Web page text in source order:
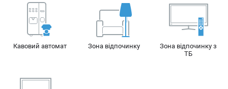
Кавовий автомат Зона відпочинку
Зона відпочинку з
ТБ